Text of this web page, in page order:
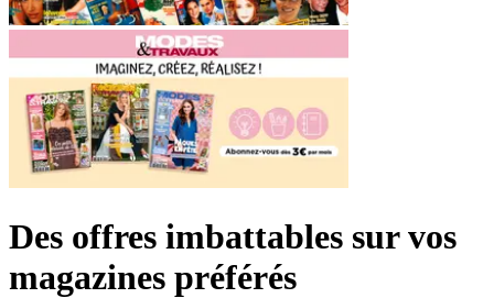
Des offres imbattables sur vos
magazines préférés